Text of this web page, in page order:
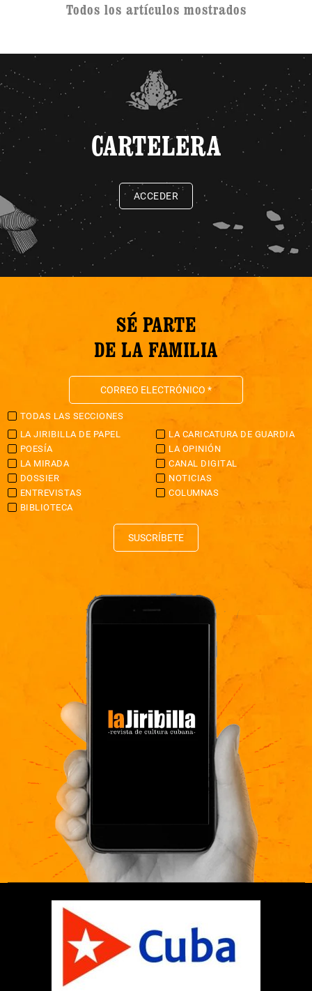
Todos los artículos mostrados
CARTELERA
ACCEDER
SÉ PARTE
DE LA FAMILIA
TODAS LAS SECCIONES
LA JIRIBILLA DE PAPEL
LA CARICATURA DE GUARDIA
POESÍA
LA OPINIÓN
LA MIRADA
CANAL DIGITAL
DOSSIER
NOTICIAS
ENTREVISTAS
COLUMNAS
BIBLIOTECA
SUSCRÍBETE